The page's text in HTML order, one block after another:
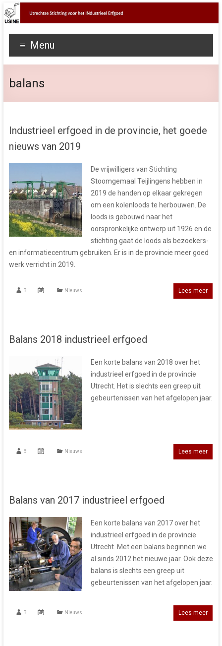
Menu
balans
Industrieel erfgoed in de provincie, het goede
nieuws van 2019
De vrijwilligers van Stichting
Stoomgemaal Teijlingens hebben in
2019 de handen op elkaar gekregen
om een kolenloods te herbouwen. De
loods is gebouwd naar het
oorspronkelijke ontwerp uit 1926 en de
stichting gaat de loods als bezoekers-
en informatiecentrum gebruiken. Er is in de provincie meer goed
werk verricht in 2019.
B Nieuws Lees meer
Balans 2018 industrieel erfgoed
Een korte balans van 2018 over het
industrieel erfgoed in de provincie
Utrecht. Het is slechts een greep uit
gebeurtenissen van het afgelopen jaar.
B Nieuws Lees meer
Balans van 2017 industrieel erfgoed
Een korte balans van 2017 over het
industrieel erfgoed in de provincie
Utrecht. Met een balans beginnen we
al sinds 2012 het nieuwe jaar. Ook deze
balans is slechts een greep uit
gebeurtenissen van het afgelopen jaar.
B Nieuws Lees meer